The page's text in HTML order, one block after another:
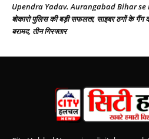
Upendra Yadav. Aurangabad Bihar
बोकारो पुलिस की बड़ी सफलता, साइबर ठगों के
बरामद, तीन गिरफ्तार